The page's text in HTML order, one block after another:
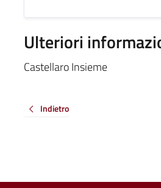
Ulteriori
Castellaro Insieme
Indietro